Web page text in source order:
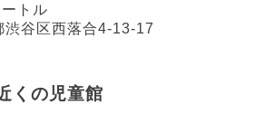
トル
渋谷区西落合4-13-17
くの児童館